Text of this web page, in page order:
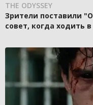
THE ODYSSEY
Зрители поставили
совет, когда ходить в